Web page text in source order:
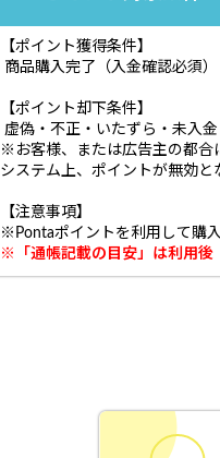
【ポイント獲得条件】
商品購入完了（入金確認必須）
【ポイント却下条件】
虚偽・不正・いたずら・未入
※お客様、または広告主の都合
システム上、ポイントが無効と
【注意事項】
※Pontaポイントを利用して購
※「通帳記載の目安」は利用後